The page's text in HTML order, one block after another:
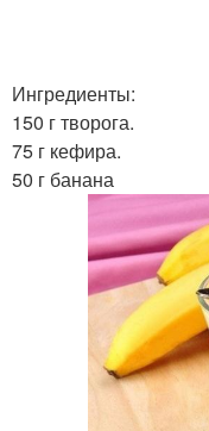
Ингредиенты:
150 г творога.
75 г кефира.
50 г банана